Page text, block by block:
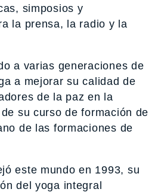
simposios y
la prensa, la radio y la
a varias generaciones de
a mejorar su calidad de
de la paz en la
su curso de formación de
de las formaciones de
este mundo en 1993, su
del yoga integral